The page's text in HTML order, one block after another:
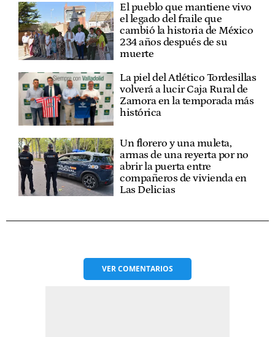
El pueblo que mantiene vivo
el legado del fraile que
cambió la historia de México
234 años después de su
muerte
La piel del Atlético Tordesillas
volverá a lucir Caja Rural de
Zamora en la temporada más
histórica
Un florero y una muleta,
armas de una reyerta por no
abrir la puerta entre
compañeros de vivienda en
Las Delicias
VERCOMENTARIOS